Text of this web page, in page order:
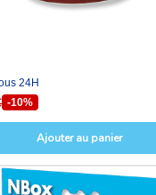
24H
-10%
Ajouter au panier